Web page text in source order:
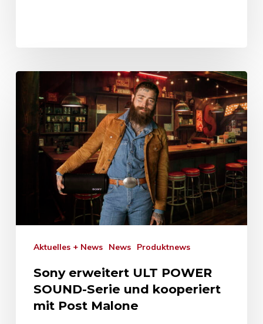
Aktuelles + News News Produktnews
Sony erweitert ULT POWER
SOUND-Serie und kooperiert
mit Post Malone